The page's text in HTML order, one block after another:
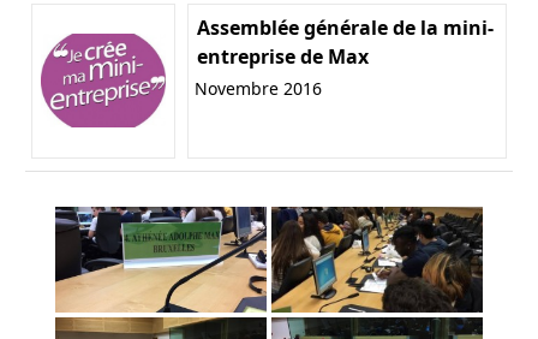
Assemblée générale de la mini-
entreprise de Max
Novembre 2016